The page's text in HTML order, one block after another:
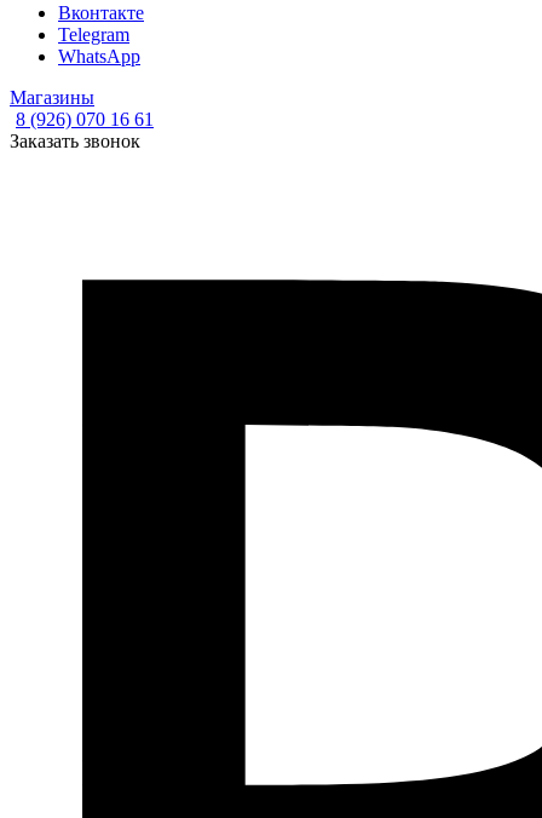
Вконтакте
Telegram
WhatsApp
Магазины
8 (926) 070 16 61
Заказать звонок